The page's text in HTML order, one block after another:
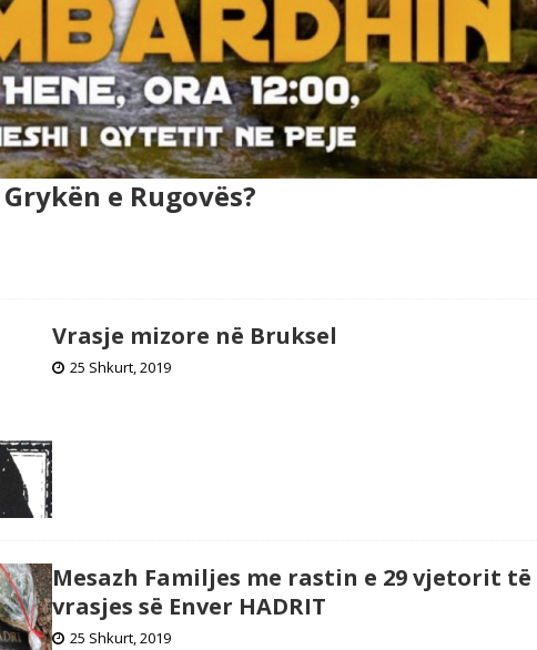
e Rugovës?
Vrasje mizore në Bruksel
25 Shkurt, 2019
Mesazh Familjes me rastin e 29 vjetorit të
vrasjes së Enver HADRIT
25 Shkurt, 2019